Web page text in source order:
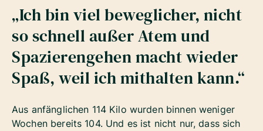
„Ich bin viel beweglicher, nicht
so schnell außer Atem und
Spazierengehen macht wieder
Spaß, weil ich mithalten kann.“
Aus anfänglichen 114 Kilo wurden binnen weniger
Wochen bereits 104. Und es ist nicht nur, dass sich